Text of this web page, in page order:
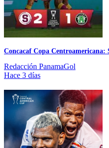
Concacaf Copa Centroamericana:
Redacción PanamaGol
Hace 3 días